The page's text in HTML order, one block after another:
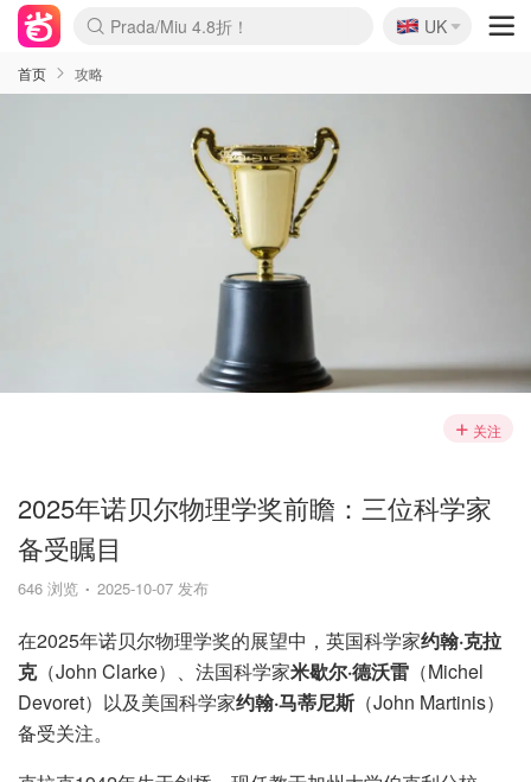
Prada/Miu 4.8折！
🇬🇧
UK
首页 攻略
关注
2025年诺贝尔物理学奖前瞻：三位科学家
备受瞩目
646 浏览 2025-10-07 发布
在2025年诺贝尔物理学奖的展望中，英国科学家约翰·克拉
克（John Clarke）、法国科学家米歇尔·德沃雷 （Michel
Devoret）以及美国科学家约翰·马蒂尼斯（John Martinis）
备受关注。